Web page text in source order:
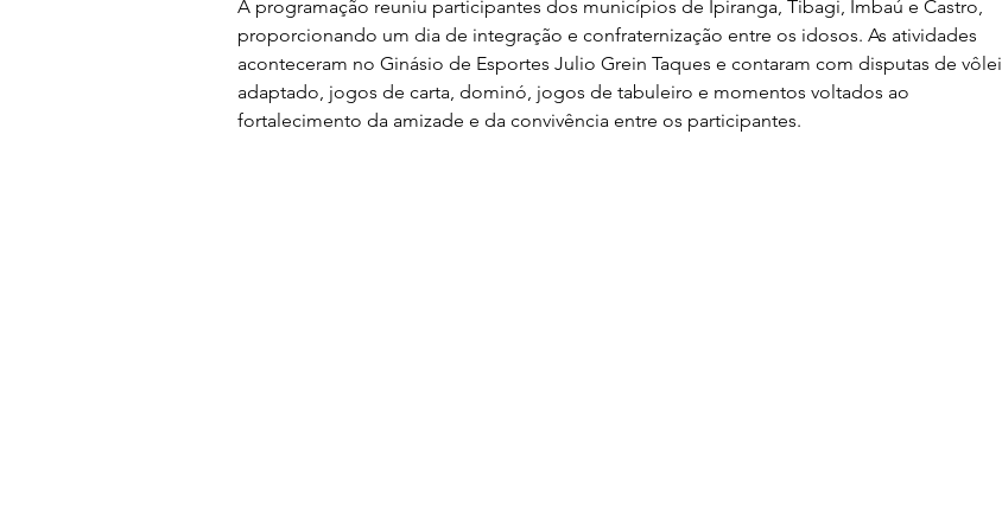
A programação reuniu participantes dos municípios de Ipiranga, Tibagi, Imbaú e Castro,
proporcionando um dia de integração e confraternização entre os idosos. As atividades
aconteceram no Ginásio de Esportes Julio Grein Taques e contaram com disputas de vôlei
adaptado, jogos de carta, dominó, jogos de tabuleiro e momentos voltados ao
fortalecimento da amizade e da convivência entre os participantes.